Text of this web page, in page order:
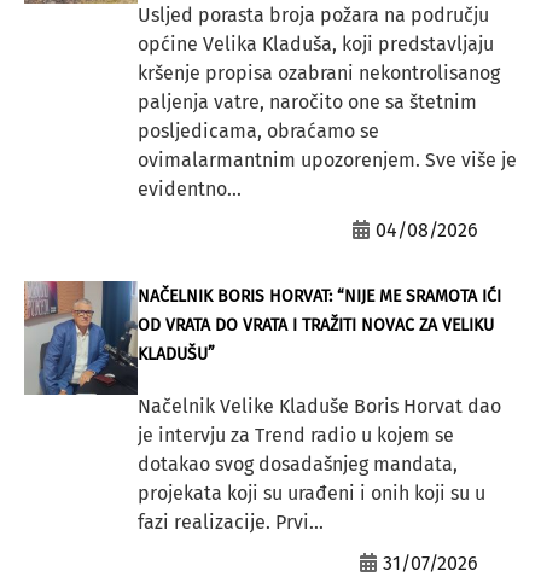
Usljed porasta broja požara na području
općine Velika Kladuša, koji predstavljaju
kršenje propisa ozabrani nekontrolisanog
paljenja vatre, naročito one sa štetnim
posljedicama, obraćamo se
ovimalarmantnim upozorenjem. Sve više je
evidentno...
04/08/2026
NAČELNIK BORIS HORVAT: “NIJE ME SRAMOTA IĆI
OD VRATA DO VRATA I TRAŽITI NOVAC ZA VELIKU
KLADUŠU”
Načelnik Velike Kladuše Boris Horvat dao
je intervju za Trend radio u kojem se
dotakao svog dosadašnjeg mandata,
projekata koji su urađeni i onih koji su u
fazi realizacije. Prvi...
31/07/2026